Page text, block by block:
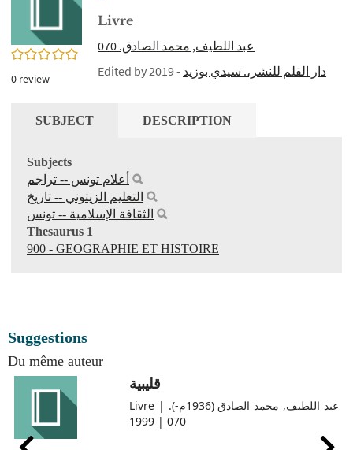
0/5
0 review
Livre
عبد اللطيف, محمد الصادق. ‏070
Edited by
‏دار القلم للنشر،. سيدي بوزيد‏ - 2019
SUBJECT DESCRIPTION
Subjects
أعلام تونس‏ -- ‏تراجم
التعليم الزيتوني‏ -- ‏تاريخ
الثقافة الإسلامية‏ -- ‏تونس
Thesaurus 1
900 - GEOGRAPHIE ET HISTOIRE
Suggestions
Du même auteur
قليبية
Livre | عبد اللطيف, محمد الصادق (1936م-).
070 | 1999